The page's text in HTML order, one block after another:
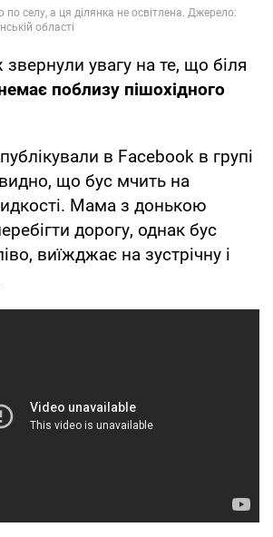
звернули увагу на те, що біля
поблизу пішохідного
в Facebook в групі
що бус мчить на
Мама з донькою
дорогу, однак бус
виїжджає на зустрічну і